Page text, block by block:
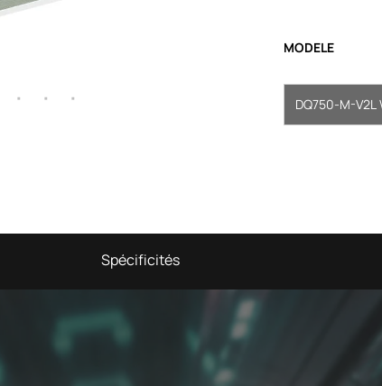
MODELE
DQ750-M-V2L
Spécificités